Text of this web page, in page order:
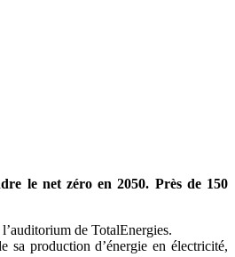
le net zéro en 2050. Près de 150
de TotalEnergies.
sa production d’énergie en électricité,